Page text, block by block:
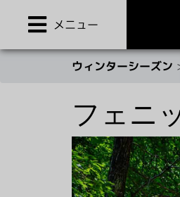
フェニックスシャ
メニュー
ウィンターシーズン
フェニ